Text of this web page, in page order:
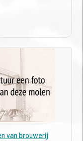
van brouwerij